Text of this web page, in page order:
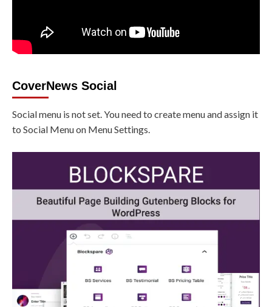
CoverNews Social
Social menu is not set. You need to create menu and assign it
to Social Menu on Menu Settings.